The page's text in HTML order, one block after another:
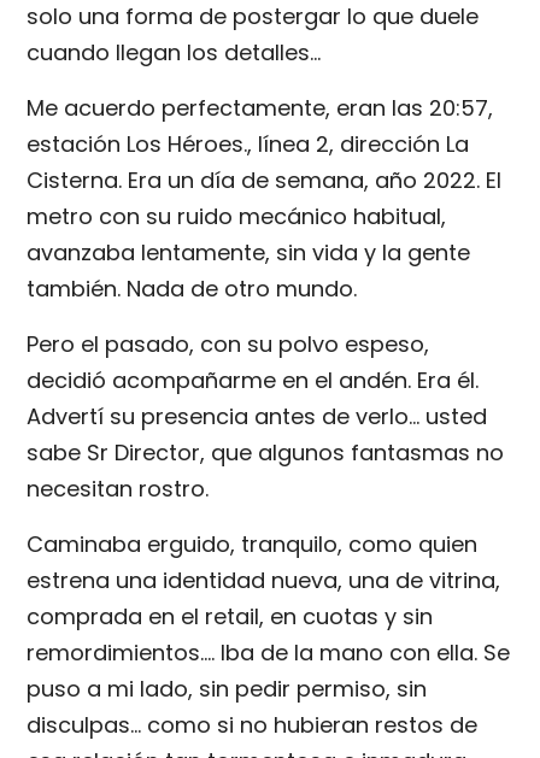
solo una forma de postergar lo que duele
cuando llegan los detalles...
Me acuerdo perfectamente, eran las 20:57,
estación Los Héroes., línea 2, dirección La
Cisterna. Era un día de semana, año 2022. El
metro con su ruido mecánico habitual,
avanzaba lentamente, sin vida y la gente
también. Nada de otro mundo.
Pero el pasado, con su polvo espeso,
decidió acompañarme en el andén. Era él.
Advertí su presencia antes de verlo… usted
sabe Sr Director, que algunos fantasmas no
necesitan rostro.
Caminaba erguido, tranquilo, como quien
estrena una identidad nueva, una de vitrina,
comprada en el retail, en cuotas y sin
remordimientos…. Iba de la mano con ella. Se
puso a mi lado, sin pedir permiso, sin
disculpas... como si no hubieran restos de